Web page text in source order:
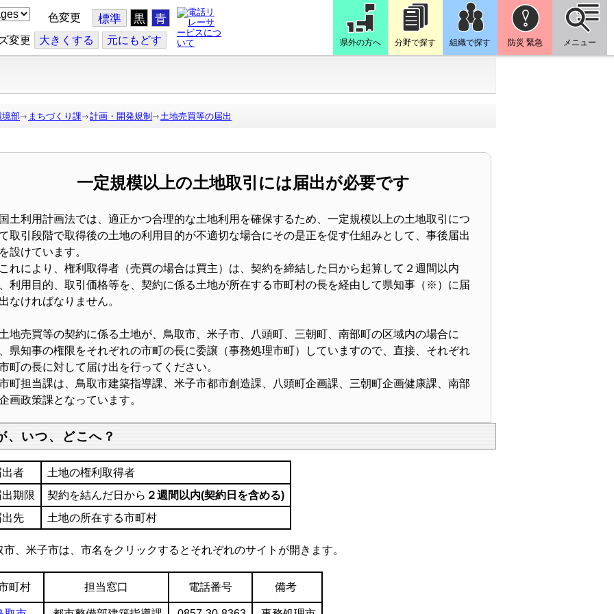
色変更 標準 黒 青
変更 大きくする 元にもどす 県外の方へ 分野で探す 組織で探す 防災 緊急 メニュー
境部 まちづくり課 計画・開発規制 土地売買等の届出
一定規模以上の土地取引には届出が必要です
利用計画法では、適正かつ合理的な土地利用を確保するため、一定規模以上の土地取引につ
取引段階で取得後の土地の利用目的が不適切な場合にその是正を促す仕組みとして、事後届出
設けています。
により、権利取得者（売買の場合は買主）は、契約を締結した日から起算して２週間以内
利用目的、取引価格等を、契約に係る土地が所在する市町村の長を経由して県知事（※）に届
なければなりません。
地売買等の契約に係る土地が、鳥取市、米子市、八頭町、三朝町、南部町の区域内の場合に
県知事の権限をそれぞれの市町の長に委譲（事務処理市町）していますので、直接、それぞれ
町の長に対して届け出を行ってください。
担当課は、鳥取市建築指導課、米子市都市創造課、八頭町企画課、三朝町企画健康課、南部
画政策課となっています。
、いつ、どこへ？
出者
土地の権利取得者
出期限
契約を結んだ日から ２週間以内(契約日を含める)
出先
土地の所在する市町村
市、米子市は、市名をクリックするとそれぞれのサイトが開きます。
町村 担当窓口 電話番号 備考